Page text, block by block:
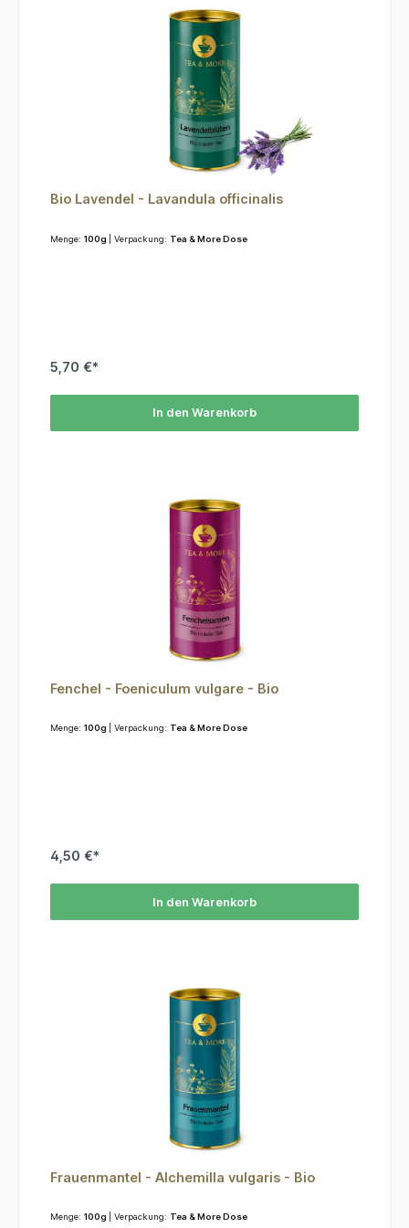
Bio Lavendel - Lavandula officinalis
Menge: 100g | Verpackung: Tea & More Dose
5,70 €*
In den Warenkorb
Fenchel - Foeniculum vulgare - Bio
Menge: 100g | Verpackung: Tea & More Dose
4,50 €*
In den Warenkorb
Frauenmantel - Alchemilla vulgaris - Bio
Menge: 100g | Verpackung: Tea & More Dose